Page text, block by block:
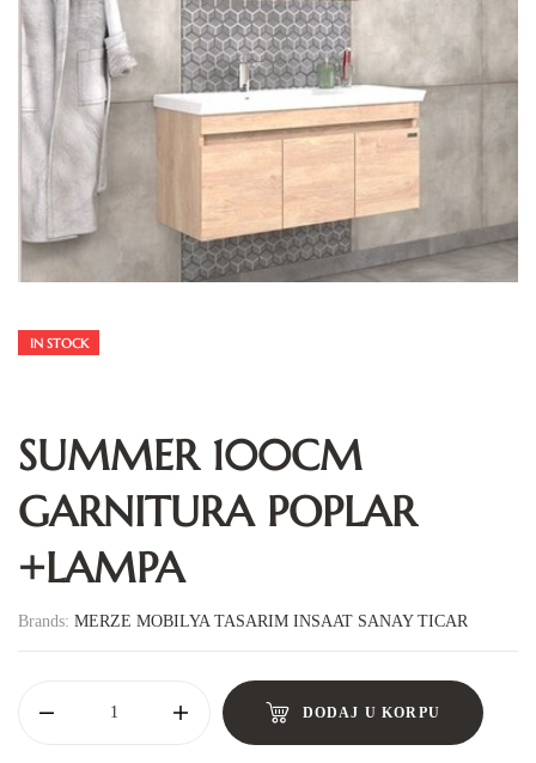
IN STOCK
SUMMER 100CM
GARNITURA POPLAR
+LAMPA
Brands: MERZE MOBILYA TASARIM INSAAT SANAY TICAR
DODAJ U KORPU